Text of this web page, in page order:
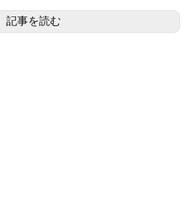
記事を読む